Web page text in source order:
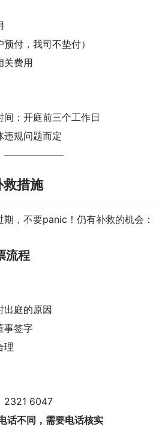
付，我司不垫付）
关费用
：开庭前三个工作日
违规问题而定
救措施
，不要panic！仍有补救的机会：
流程
出庭的原因
事签字
理
2321 6047
话不同，需要电话核实